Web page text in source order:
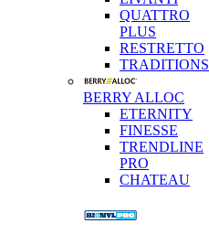
QUATTRO
PLUS
RESTRETTO
TRADITIONS
BERRY ALLOC
ETERNITY
FINESSE
TRENDLINE
PRO
CHATEAU